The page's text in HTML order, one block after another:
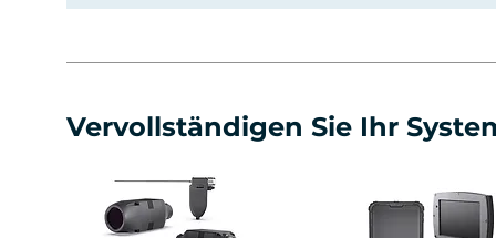
Vervollständigen Sie Ihr